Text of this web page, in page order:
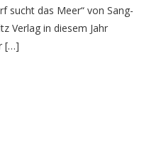
sucht das Meer“ von Sang-
Verlag in diesem Jahr
[…]